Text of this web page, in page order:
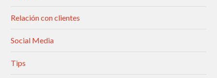
Relación con clientes
Social Media
Tips